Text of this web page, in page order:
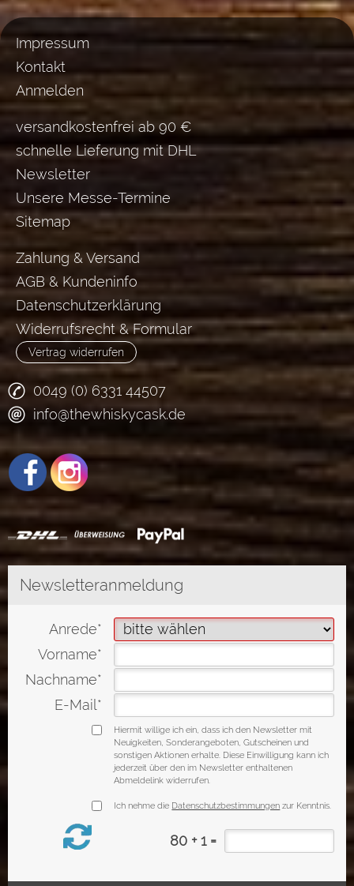
Impressum
Kontakt
Anmelden
versandkostenfrei ab 90 €
schnelle Lieferung mit DHL
Newsletter
Unsere Messe-Termine
Sitemap
Zahlung & Versand
AGB & Kundeninfo
Datenschutzerklärung
Widerrufsrecht & Formular
Vertrag widerrufen
0049 (0) 6331 44507
info@thewhiskycask.de